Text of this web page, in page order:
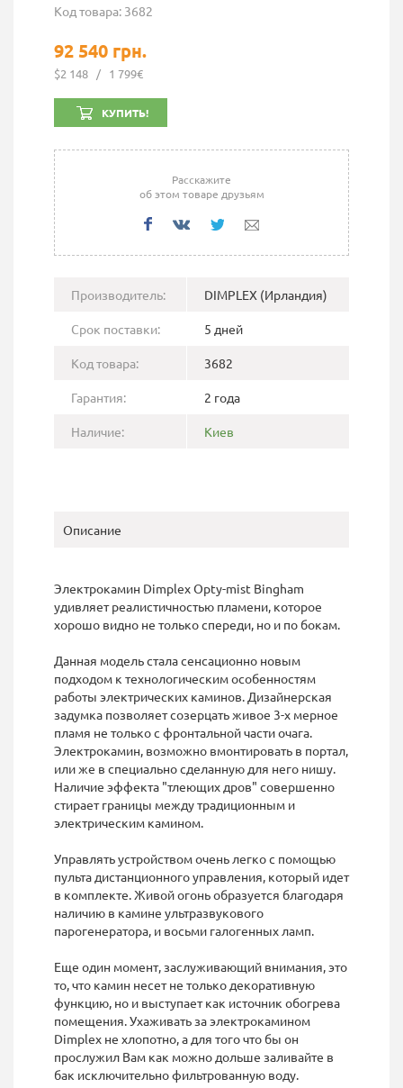
Код товара: 3682
92 540 грн.
$2 148 / 1 799€
КУПИТЬ!
Расскажите
об этом товаре друзьям
Производитель: DIMPLEX (Ирландия)
Срок поставки: 5 дней
Код товара: 3682
Гарантия: 2 года
Наличие: Киев
Описание
Электрокамин Dimplex Opty-mist Bingham
удивляет реалистичностью пламени, которое
хорошо видно не только спереди, но и по бокам.
Данная модель стала сенсационно новым
подходом к технологическим особенностям
работы электрических каминов. Дизайнерская
задумка позволяет созерцать живое 3-х мерное
пламя не только с фронтальной части очага.
Электрокамин, возможно вмонтировать в портал,
или же в специально сделанную для него нишу.
Наличие эффекта "тлеющих дров" совершенно
стирает границы между традиционным и
электрическим камином.
Управлять устройством очень легко с помощью
пульта дистанционного управления, который идет
в комплекте. Живой огонь образуется благодаря
наличию в камине ультразвукового
парогенератора, и восьми галогенных ламп.
Еще один момент, заслуживающий внимания, это
то, что камин несет не только декоративную
функцию, но и выступает как источник обогрева
помещения. Ухаживать за электрокамином
Dimplex не хлопотно, а для того что бы он
прослужил Вам как можно дольше заливайте в
бак исключительно фильтрованную воду.